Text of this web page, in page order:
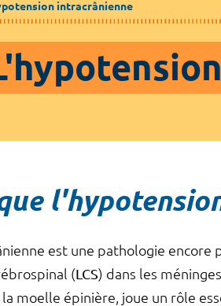
intracrânienne
est une pathologie encore
(LCS) dans les
moelle épinière, joue un rôle